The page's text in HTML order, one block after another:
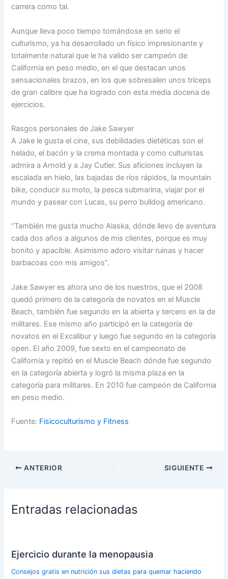
carrera como tal.
Aunque lleva poco tiempo tomándose en serio el
culturismo, ya ha desarrollado un físico impresionante y
totalmente natural que le ha valido ser campeón de
California en peso medio, en el que destacan unos
sensacionales brazos, en los que sobresalen unos tríceps
de gran calibre que ha logrado con esta media docena de
ejercicios.
Rasgos personales de Jake Sawyer
A Jake le gusta el cine, sus debilidades dietéticas son el
helado, el bacón y la crema montada y como culturistas
admira a Arnold y a Jay Cutler. Sus aficiones incluyen la
escalada en hielo, las bajadas de ríos rápidos, la mountain
bike, conducir su moto, la pesca submarina, viajar por el
mundo y pasear con Lucas, su perro bulldog americano.
“También me gusta mucho Alaska, dónde llevo de aventura
cada dos años a algunos de mis clientes, porque es muy
bonito y apacible. Asimismo adoro visitar ruinas y hacer
barbacoas con mis amigos”.
Jake Sawyer es ahora uno de los nuestros, que el 2008
quedó primero de la categoría de novatos en el Muscle
Beach, también fue segundo en la abierta y tercero en la de
militares. Ese mismo año participó en la categoría de
novatos en el Excalibur y luego fue segundo en la categoría
open. El año 2009, fue sexto en el campeonato de
California y repitió en el Muscle Beach dónde fue segundo
en la categoría abierta y logró la misma plaza en la
categoría para militares. En 2010 fue campeón de California
en peso medio.
Fuente: Fisicoculturismo y Fitness
ANTERIOR SIGUIENTE
Entradas relacionadas
Ejercicio durante la menopausia
Consejos gratis en nutrición sus dietas para quemar haciendo